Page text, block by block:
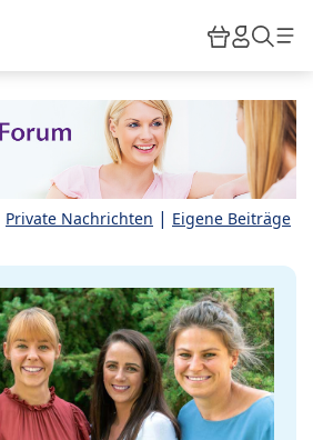
HiPP
Private Nachrichten | Eigene Beiträge